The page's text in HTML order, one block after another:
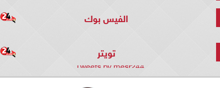
الفيس بوك
تويتر
Tweets by mesr244